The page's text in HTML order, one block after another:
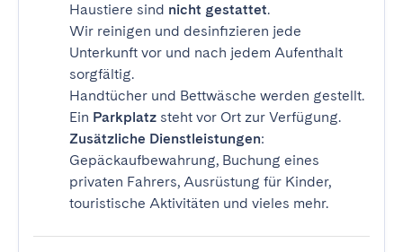
Haustiere sind nicht gestattet.
Wir reinigen und desinfizieren jede
Unterkunft vor und nach jedem Aufenthalt
sorgfältig.
Handtücher und Bettwäsche werden gestellt.
Ein Parkplatz steht vor Ort zur Verfügung.
Zusätzliche Dienstleistungen:
Gepäckaufbewahrung, Buchung eines
privaten Fahrers, Ausrüstung für Kinder,
touristische Aktivitäten und vieles mehr.